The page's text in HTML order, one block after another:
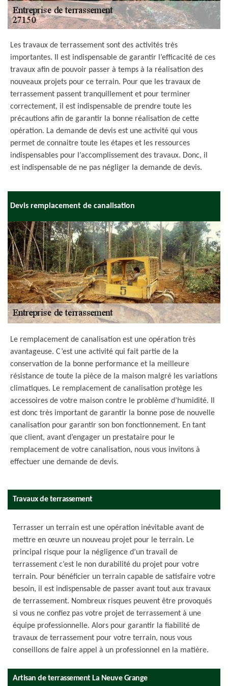
Les travaux de terrassement sont des activités très
importantes. Il est indispensable de garantir l’efficacité de ces
travaux afin de pouvoir passer à temps à la réalisation des
nouveaux projets pour ce terrain. Pour que les travaux de
terrassement passent tranquillement et pour terminer
correctement, il est indispensable de prendre toute les
précautions afin de garantir la bonne réalisation de cette
opération. La demande de devis est une activité qui vous
permet de connaitre toute les étapes et les ressources
indispensables pour l’accomplissement des travaux. Donc, il
est indispensable de ne pas négliger la demande de devis.
Devis remplacement de canalisation
Le remplacement de canalisation est une opération très
avantageuse. C’est une activité qui fait partie de la
conservation de la bonne performance et la meilleure
résistance de toute la pièce de la maison malgré les variations
climatiques. Le remplacement de canalisation protège les
accessoires de votre maison contre le problème d’humidité. Il
est donc très important de garantir la bonne pose de nouvelle
canalisation pour garantir son bon fonctionnement. En tant
que client, avant d’engager un prestataire pour le
remplacement de votre canalisation, nous vous invitons à
effectuer une demande de devis.
Travaux de terrassement
Terrasser un terrain est une opération inévitable avant de
mettre en œuvre un nouveau projet pour le terrain. Le
principal risque pour la négligence d’un travail de
terrassement c’est le non durabilité du projet pour votre
terrain. Pour bénéficier un terrain capable de satisfaire votre
besoin, il est indispensable de passer avant tout aux travaux
de terrassement. Nombreux risques peuvent être provoqués
si vous ne confiez pas votre projet de terrassement à une
équipe professionnelle. Alors pour garantir la fiabilité de
travaux de terrassement pour votre terrain, nous vous
conseillons de faire appel à un professionnel en la matière.
Artisan de terrassement La Neuve Grange